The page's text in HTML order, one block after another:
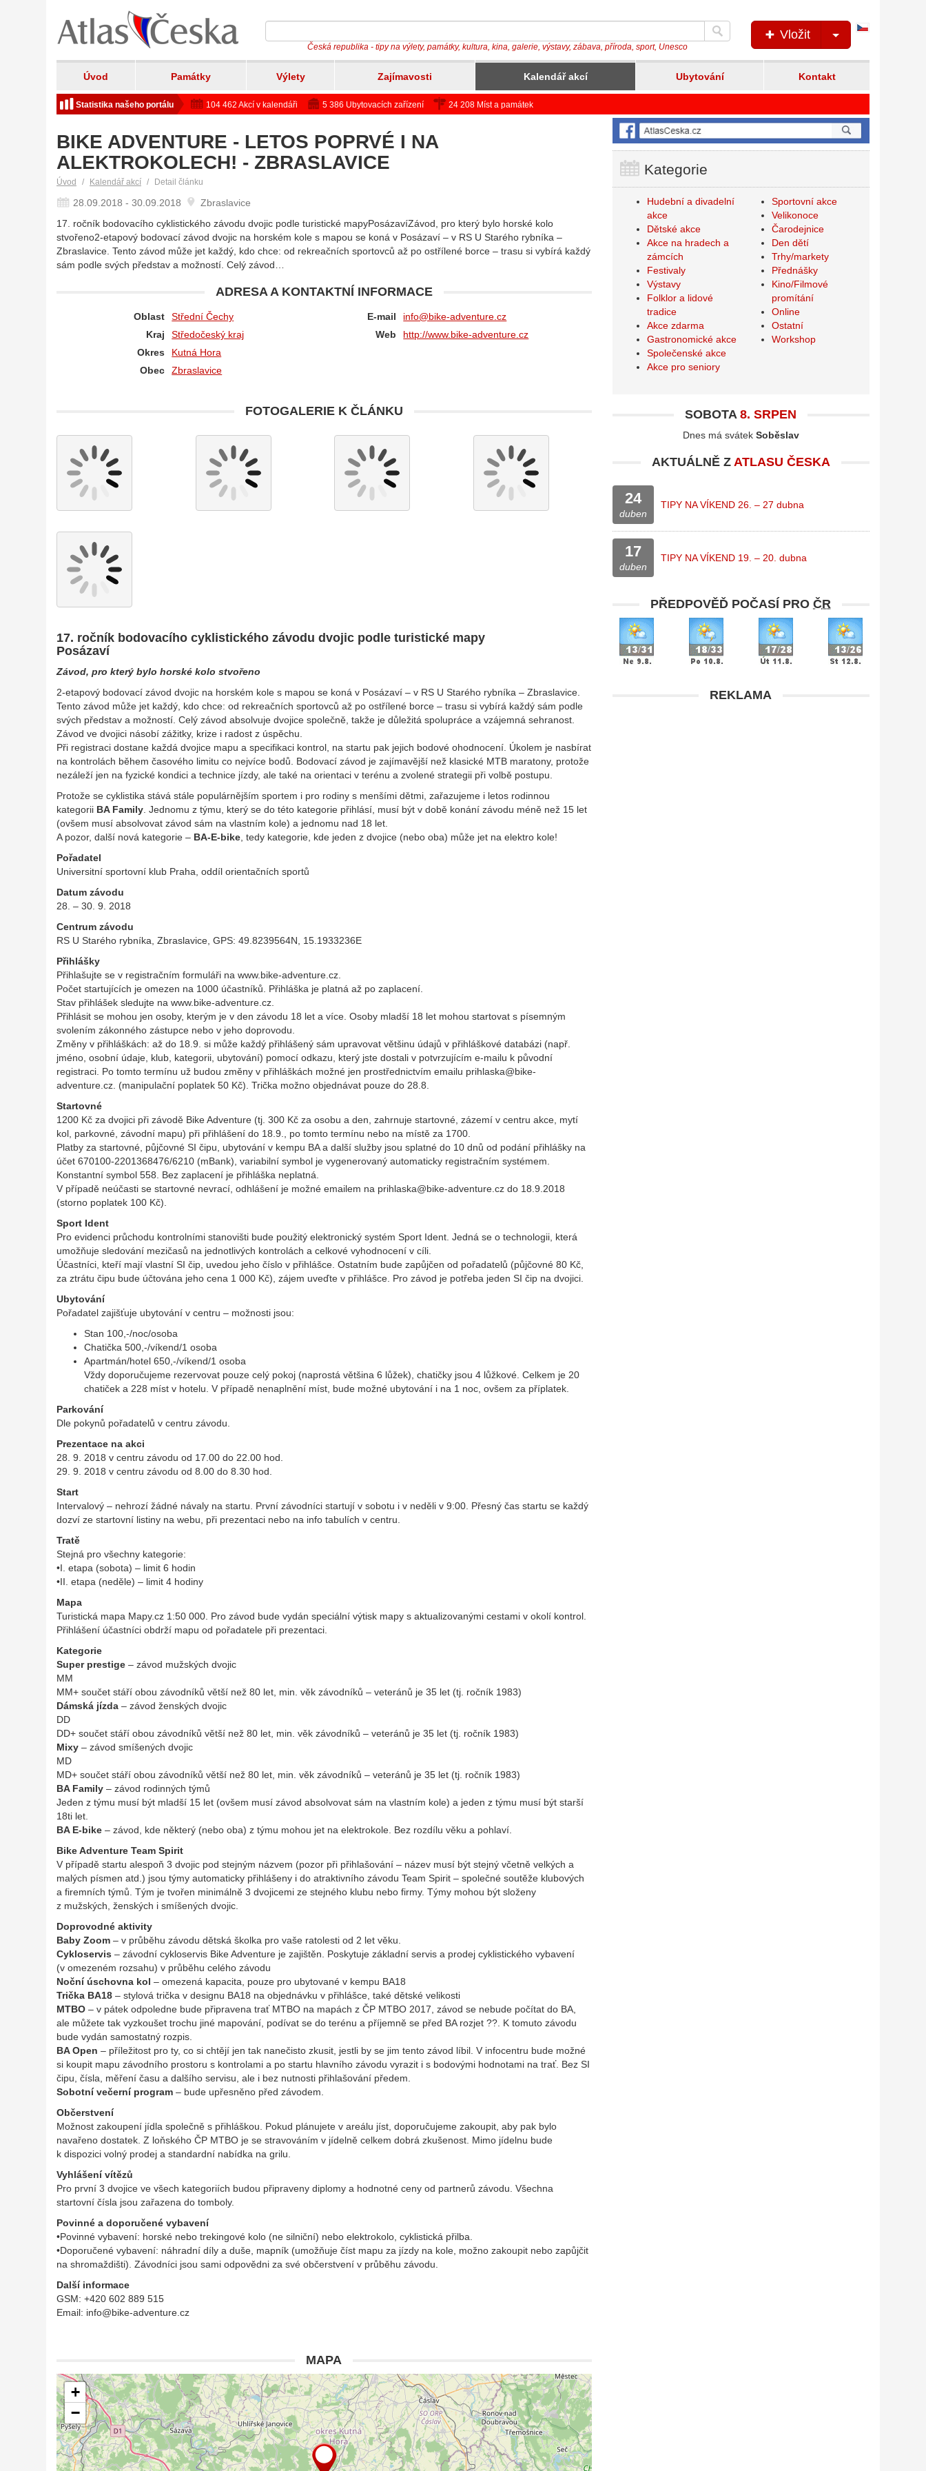
Česká republika - tipy na výlety, památky, kultura, kina, galerie, výstavy, zábava, příroda, sport, Unesco
Vložit
Úvod Památky Výlety Zajímavosti Kalendář akcí Ubytování Kontakt
Statistika našeho portálu 104 462 Akcí v kalendáři 5 386 Ubytovacích zařízení 24 208 Míst a památek
BIKE ADVENTURE - LETOS POPRVÉ I NA
ALEKTROKOLECH! - ZBRASLAVICE
Úvod Kalendář akcí Detail článku
28.09.2018 - 30.09.2018
Zbraslavice
17. ročník bodovacího cyklistického závodu dvojic podle turistické mapyPosázavíZávod, pro který bylo horské kolo
stvořeno2-etapový bodovací závod dvojic na horském kole s mapou se koná v Posázaví – v RS U Starého rybníka –
Zbraslavice. Tento závod může jet každý, kdo chce: od rekreačních sportovců až po ostřílené borce – trasu si vybírá každý
sám podle svých představ a možností. Celý závod…
ADRESA A KONTAKTNÍ INFORMACE
Oblast
Střední Čechy
Kraj
Středočeský kraj
Okres
Kutná Hora
Obec
Zbraslavice
E-mail
info@bike-adventure.cz
Web
http://www.bike-adventure.cz
FOTOGALERIE K ČLÁNKU
17. ročník bodovacího cyklistického závodu dvojic podle turistické mapy
Posázaví
Závod, pro který bylo horské kolo stvořeno
2-etapový bodovací závod dvojic na horském kole s mapou se koná v Posázaví – v RS U Starého rybníka – Zbraslavice.
Tento závod může jet každý, kdo chce: od rekreačních sportovců až po ostřílené borce – trasu si vybírá každý sám podle
svých představ a možností. Celý závod absolvuje dvojice společně, takže je důležitá spolupráce a vzájemná sehranost.
Závod ve dvojici násobí zážitky, krize i radost z úspěchu.
Při registraci dostane každá dvojice mapu a specifikaci kontrol, na startu pak jejich bodové ohodnocení. Úkolem je nasbírat
na kontrolách během časového limitu co nejvíce bodů. Bodovací závod je zajímavější než klasické MTB maratony, protože
nezáleží jen na fyzické kondici a technice jízdy, ale také na orientaci v terénu a zvolené strategii při volbě postupu.
Protože se cyklistika stává stále populárnějším sportem i pro rodiny s menšími dětmi, zařazujeme i letos rodinnou
kategorii BA Family . Jednomu z týmu, který se do této kategorie přihlásí, musí být v době konání závodu méně než 15 let
(ovšem musí absolvovat závod sám na vlastním kole) a jednomu nad 18 let.
A pozor, další nová kategorie – BA-E-bike , tedy kategorie, kde jeden z dvojice (nebo oba) může jet na elektro kole!
Pořadatel
Universitní sportovní klub Praha, oddíl orientačních sportů
Datum závodu
28. – 30. 9. 2018
Centrum závodu
RS U Starého rybníka, Zbraslavice, GPS: 49.8239564N, 15.1933236E
Přihlášky
Přihlašujte se v registračním formuláři na www.bike-adventure.cz.
Počet startujících je omezen na 1000 účastníků. Přihláška je platná až po zaplacení.
Stav přihlášek sledujte na www.bike-adventure.cz.
Přihlásit se mohou jen osoby, kterým je v den závodu 18 let a více. Osoby mladší 18 let mohou startovat s písemným
svolením zákonného zástupce nebo v jeho doprovodu.
Změny v přihláškách: až do 18.9. si může každý přihlášený sám upravovat většinu údajů v přihláškové databázi (např.
jméno, osobní údaje, klub, kategorii, ubytování) pomocí odkazu, který jste dostali v potvrzujícím e-mailu k původní
registraci. Po tomto termínu už budou změny v přihláškách možné jen prostřednictvím emailu prihlaska@bike-
adventure.cz. (manipulační poplatek 50 Kč). Trička možno objednávat pouze do 28.8.
Startovné
1200 Kč za dvojici při závodě Bike Adventure (tj. 300 Kč za osobu a den, zahrnuje startovné, zázemí v centru akce, mytí
kol, parkovné, závodní mapu) při přihlášení do 18.9., po tomto termínu nebo na místě za 1700.
Platby za startovné, půjčovné SI čipu, ubytování v kempu BA a další služby jsou splatné do 10 dnů od podání přihlášky na
účet 670100-2201368476/6210 (mBank), variabilní symbol je vygenerovaný automaticky registračním systémem.
Konstantní symbol 558. Bez zaplacení je přihláška neplatná.
V případě neúčasti se startovné nevrací, odhlášení je možné emailem na prihlaska@bike-adventure.cz do 18.9.2018
(storno poplatek 100 Kč).
Sport Ident
Pro evidenci průchodu kontrolními stanovišti bude použitý elektronický systém Sport Ident. Jedná se o technologii, která
umožňuje sledování mezičasů na jednotlivých kontrolách a celkové vyhodnocení v cíli.
Účastníci, kteří mají vlastní SI čip, uvedou jeho číslo v přihlášce. Ostatním bude zapůjčen od pořadatelů (půjčovné 80 Kč,
za ztrátu čipu bude účtována jeho cena 1 000 Kč), zájem uveďte v přihlášce. Pro závod je potřeba jeden SI čip na dvojici.
Ubytování
Pořadatel zajišťuje ubytování v centru – možnosti jsou:
Stan 100,-/noc/osoba
Chatička 500,-/víkend/1 osoba
Apartmán/hotel 650,-/víkend/1 osoba
Vždy doporučujeme rezervovat pouze celý pokoj (naprostá většina 6 lůžek), chatičky jsou 4 lůžkové. Celkem je 20
chatiček a 228 míst v hotelu. V případě nenaplnění míst, bude možné ubytování i na 1 noc, ovšem za příplatek.
Parkování
Dle pokynů pořadatelů v centru závodu.
Prezentace na akci
28. 9. 2018 v centru závodu od 17.00 do 22.00 hod.
29. 9. 2018 v centru závodu od 8.00 do 8.30 hod.
Start
Intervalový – nehrozí žádné návaly na startu. První závodníci startují v sobotu i v neděli v 9:00. Přesný čas startu se každý
dozví ze startovní listiny na webu, při prezentaci nebo na info tabulích v centru.
Tratě
Stejná pro všechny kategorie:
•I. etapa (sobota) – limit 6 hodin
•II. etapa (neděle) – limit 4 hodiny
Mapa
Turistická mapa Mapy.cz 1:50 000. Pro závod bude vydán speciální výtisk mapy s aktualizovanými cestami v okolí kontrol.
Přihlášení účastníci obdrží mapu od pořadatele při prezentaci.
Kategorie
Super prestige – závod mužských dvojic
MM
MM+ součet stáří obou závodníků větší než 80 let, min. věk závodníků – veteránů je 35 let (tj. ročník 1983)
Dámská jízda – závod ženských dvojic
DD
DD+ součet stáří obou závodníků větší než 80 let, min. věk závodníků – veteránů je 35 let (tj. ročník 1983)
Mixy – závod smíšených dvojic
MD
MD+ součet stáří obou závodníků větší než 80 let, min. věk závodníků – veteránů je 35 let (tj. ročník 1983)
BA Family – závod rodinných týmů
Jeden z týmu musí být mladší 15 let (ovšem musí závod absolvovat sám na vlastním kole) a jeden z týmu musí být starší
18ti let.
BA E-bike – závod, kde některý (nebo oba) z týmu mohou jet na elektrokole. Bez rozdílu věku a pohlaví.
Bike Adventure Team Spirit
V případě startu alespoň 3 dvojic pod stejným názvem (pozor při přihlašování – název musí být stejný včetně velkých a
malých písmen atd.) jsou týmy automaticky přihlášeny i do atraktivního závodu Team Spirit – společné soutěže klubových
a firemních týmů. Tým je tvořen minimálně 3 dvojicemi ze stejného klubu nebo firmy. Týmy mohou být složeny
z mužských, ženských i smíšených dvojic.
Doprovodné aktivity
Baby Zoom – v průběhu závodu dětská školka pro vaše ratolesti od 2 let věku.
Cykloservis – závodní cykloservis Bike Adventure je zajištěn. Poskytuje základní servis a prodej cyklistického vybavení
(v omezeném rozsahu) v průběhu celého závodu
Noční úschovna kol – omezená kapacita, pouze pro ubytované v kempu BA18
Trička BA18 – stylová trička v designu BA18 na objednávku v přihlášce, také dětské velikosti
MTBO – v pátek odpoledne bude připravena trať MTBO na mapách z ČP MTBO 2017, závod se nebude počítat do BA,
ale můžete tak vyzkoušet trochu jiné mapování, podívat se do terénu a příjemně se před BA rozjet ??. K tomuto závodu
bude vydán samostatný rozpis.
BA Open – příležitost pro ty, co si chtějí jen tak nanečisto zkusit, jestli by se jim tento závod líbil. V infocentru bude možné
si koupit mapu závodního prostoru s kontrolami a po startu hlavního závodu vyrazit i s bodovými hodnotami na trať. Bez SI
čipu, čísla, měření času a dalšího servisu, ale i bez nutnosti přihlašování předem.
Sobotní večerní program – bude upřesněno před závodem.
Občerstvení
Možnost zakoupení jídla společně s přihláškou. Pokud plánujete v areálu jíst, doporučujeme zakoupit, aby pak bylo
navařeno dostatek. Z loňského ČP MTBO je se stravováním v jídelně celkem dobrá zkušenost. Mimo jídelnu bude
k dispozici volný prodej a standardní nabídka na grilu.
Vyhlášení vítězů
Pro první 3 dvojice ve všech kategoriích budou připraveny diplomy a hodnotné ceny od partnerů závodu. Všechna
startovní čísla jsou zařazena do tomboly.
Povinné a doporučené vybavení
•Povinné vybavení: horské nebo trekingové kolo (ne silniční) nebo elektrokolo, cyklistická přilba.
•Doporučené vybavení: náhradní díly a duše, mapník (umožňuje číst mapu za jízdy na kole, možno zakoupit nebo zapůjčit
na shromaždišti). Závodníci jsou sami odpovědni za své občerstvení v průběhu závodu.
Další informace
GSM: +420 602 889 515
Email: info@bike-adventure.cz
MAPA
+
−
Kategorie
Hudební a divadelní
akce
Dětské akce
Akce na hradech a
zámcích
Festivaly
Výstavy
Folklor a lidové
tradice
Akce zdarma
Gastronomické akce
Společenské akce
Akce pro seniory
Sportovní akce
Velikonoce
Čarodejnice
Den dětí
Trhy/markety
Přednášky
Kino/Filmové
promítání
Online
Ostatní
Workshop
SOBOTA8. SRPEN
Dnes má svátek Soběslav
AKTUÁLNĚ Z ATLASU ČESKA
24
duben
TIPY NA VÍKEND 26. – 27 dubna
17
duben
TIPY NA VÍKEND 19. – 20. dubna
PŘEDPOVĚĎ POČASÍ PROČR
REKLAMA